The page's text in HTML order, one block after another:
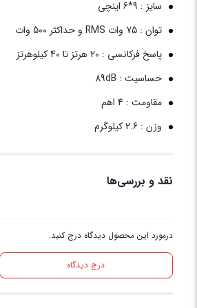
سایز : 9*6 اینچی
توان : 75 وات RMS و حداکثر 500 وات
پاسخ فرکانسی : 20 هرتز تا 40 کیلوهرتز
حساسیت : 89dB
مقاومت : 4 اهم
وزن : 2.6 کیلوگرم
نقد و بررسی‌ها
درمورد این محصول دیدگاه درج کنید.
درج دیدگاه